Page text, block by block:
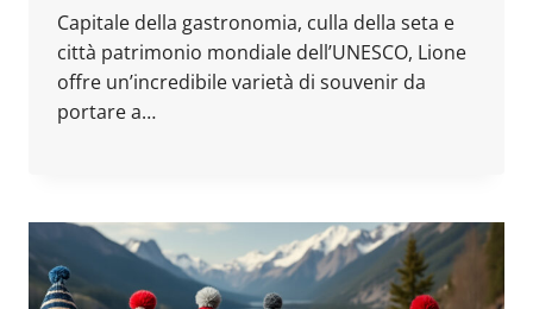
Capitale della gastronomia, culla della seta e
città patrimonio mondiale dell’UNESCO, Lione
offre un’incredibile varietà di souvenir da
portare a…